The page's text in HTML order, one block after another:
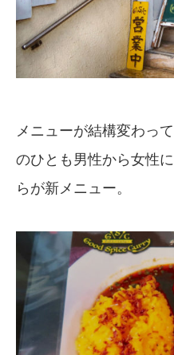
メニューが結構変わっ
のひとも男性から女性
らが新メニュー。